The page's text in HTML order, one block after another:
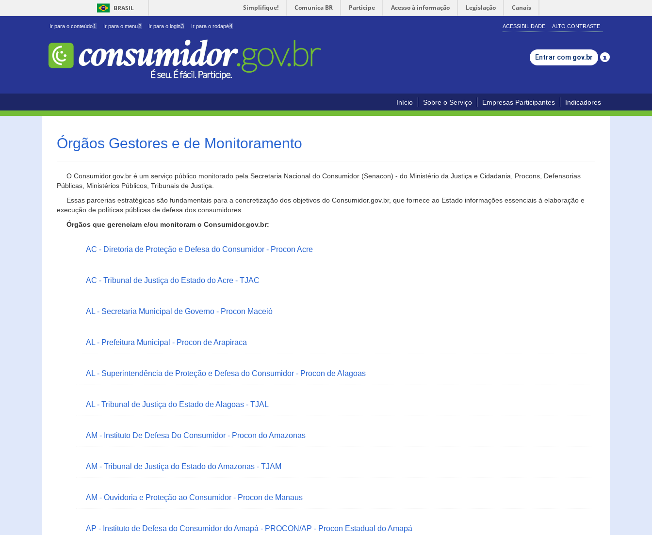
BRASIL Simplifique! Comunica BR Participe Acesso à informação Legislação Canais
Ir para o conteúdo1 Ir para o menu2 Ir para o login3 Ir para o rodapé4 ACESSIBILIDADE ALTO CONTRASTE
Entrar com gov.br
Início Sobre o Serviço Empresas Participantes Indicadores
Órgãos Gestores e de Monitoramento
O Consumidor.gov.br é um serviço público monitorado pela Secretaria Nacional do Consumidor (Senacon) - do Ministério da Justiça e Cidadania, Procons, Defensorias
Públicas, Ministérios Públicos, Tribunais de Justiça.
Essas parcerias estratégicas são fundamentais para a concretização dos objetivos do Consumidor.gov.br, que fornece ao Estado informações essenciais à elaboração e
execução de políticas públicas de defesa dos consumidores.
Órgãos que gerenciam e/ou monitoram o Consumidor.gov.br:
AC - Diretoria de Proteção e Defesa do Consumidor - Procon Acre
AC - Tribunal de Justiça do Estado do Acre - TJAC
AL - Secretaria Municipal de Governo - Procon Maceió
AL - Prefeitura Municipal - Procon de Arapiraca
AL - Superintendência de Proteção e Defesa do Consumidor - Procon de Alagoas
AL - Tribunal de Justiça do Estado de Alagoas - TJAL
AM - Instituto De Defesa Do Consumidor - Procon do Amazonas
AM - Tribunal de Justiça do Estado do Amazonas - TJAM
AM - Ouvidoria e Proteção ao Consumidor - Procon de Manaus
AP - Instituto de Defesa do Consumidor do Amapá - PROCON/AP - Procon Estadual do Amapá